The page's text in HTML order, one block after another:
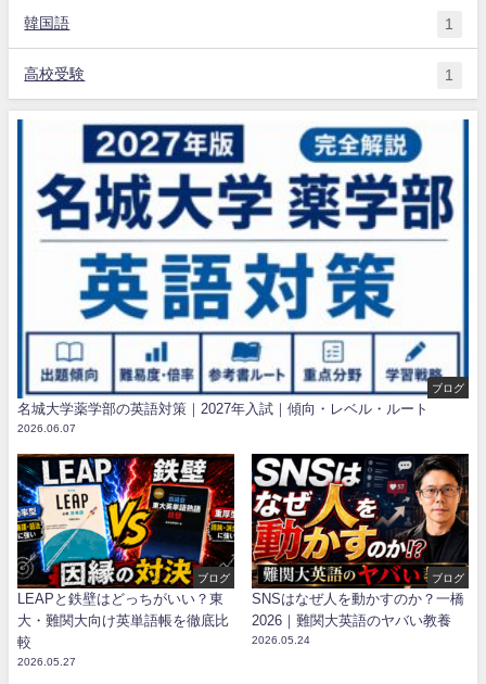
韓国語 1
高校受験 1
ブログ
名城大学薬学部の英語対策｜2027年入試｜傾向・レベル・ルート
2026.06.07
ブログ
LEAPと鉄壁はどっちがいい？東
大・難関大向け英単語帳を徹底比
較
2026.05.27
ブログ
SNSはなぜ人を動かすのか？一橋
2026｜難関大英語のヤバい教養
2026.05.24